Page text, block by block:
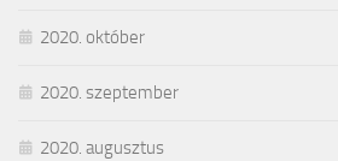
2020. október
2020. szeptember
2020. augusztus